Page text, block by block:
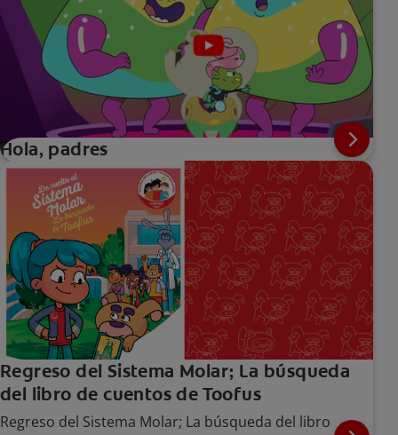
Hola, padres
Regreso del Sistema Molar; La búsqueda
del libro de cuentos de Toofus
Regreso del Sistema Molar; La búsqueda del libro